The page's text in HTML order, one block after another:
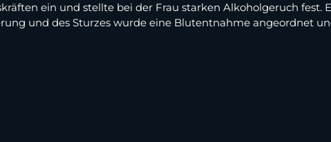
ein und stellte bei der Frau starken Alkoholgeruch fest.
und des Sturzes wurde eine Blutentnahme angeordnet